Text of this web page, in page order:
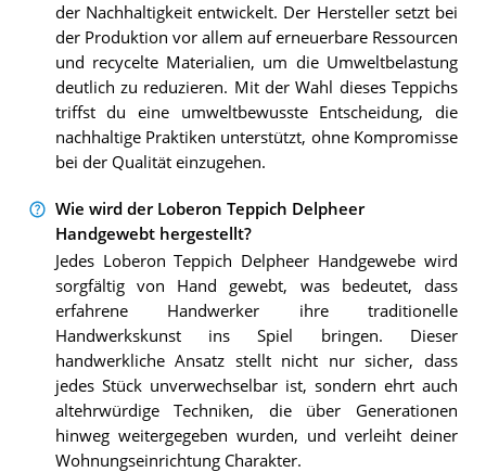
der Nachhaltigkeit entwickelt. Der Hersteller setzt bei
der Produktion vor allem auf erneuerbare Ressourcen
und recycelte Materialien, um die Umweltbelastung
deutlich zu reduzieren. Mit der Wahl dieses Teppichs
triffst du eine umweltbewusste Entscheidung, die
nachhaltige Praktiken unterstützt, ohne Kompromisse
bei der Qualität einzugehen.
Wie wird der Loberon Teppich Delpheer
Handgewebt hergestellt?
Jedes Loberon Teppich Delpheer Handgewebe wird
sorgfältig von Hand gewebt, was bedeutet, dass
erfahrene Handwerker ihre traditionelle
Handwerkskunst ins Spiel bringen. Dieser
handwerkliche Ansatz stellt nicht nur sicher, dass
jedes Stück unverwechselbar ist, sondern ehrt auch
altehrwürdige Techniken, die über Generationen
hinweg weitergegeben wurden, und verleiht deiner
Wohnungseinrichtung Charakter.